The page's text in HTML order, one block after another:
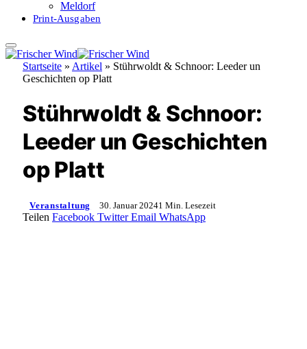
Meldorf
Print-Ausgaben
Startseite » Artikel » Stührwoldt & Schnoor: Leeder un
Geschichten op Platt
Stührwoldt & Schnoor:
Leeder un Geschichten
op Platt
Veranstaltung 30. Januar 20241 Min. Lesezeit
Teilen Facebook Twitter Email WhatsApp